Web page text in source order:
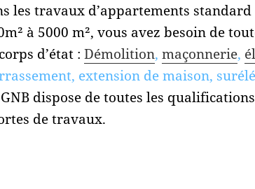
les travaux d’appartements standard
à 5000 m², vous avez besoin de
d’état : Démolition,maçonnerie,
extension de maison,
GNB dispose de toutes les
de travaux.